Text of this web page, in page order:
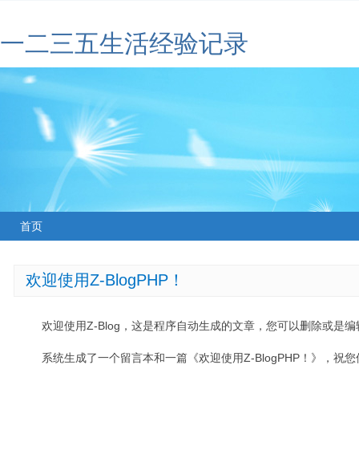
一二三五生活经验记录
首页
欢迎使用Z-BlogPHP！
欢迎使用Z-Blog，这是程序自动生成的文章，您可以删除或是编
系统生成了一个留言本和一篇《欢迎使用Z-BlogPHP！》，祝